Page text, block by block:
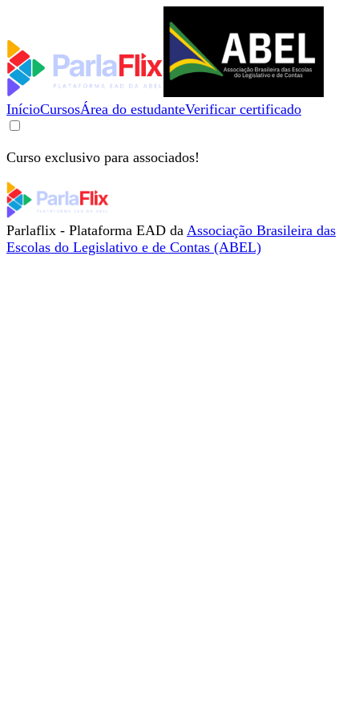
InícioCursosÁrea do estudanteVerificar certificado
Curso exclusivo para associados!
Parlaflix - Plataforma EAD da Associação Brasileira das
Escolas do Legislativo e de Contas (ABEL)